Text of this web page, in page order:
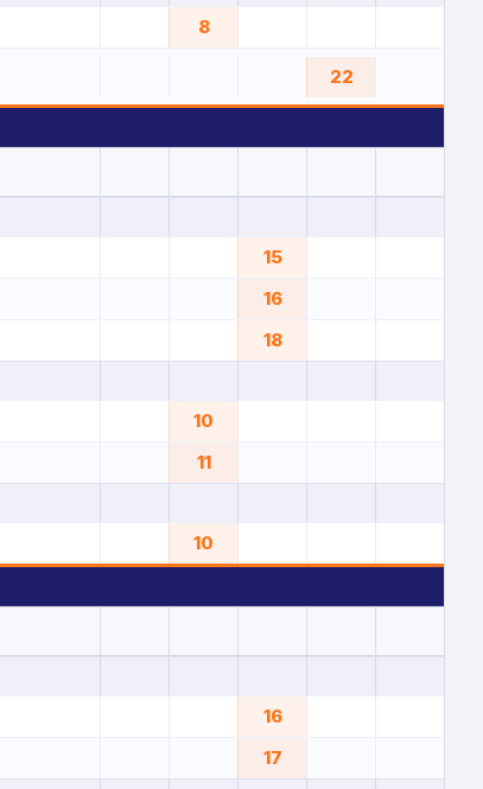
8
22
15
16
18
10
11
10
16
17